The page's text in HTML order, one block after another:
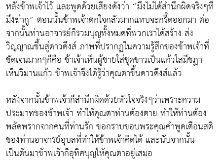
หลังข้าพเจ้าไว้ และพูดด้วยเสียงดังว่า “มึงไม่ได้สำนึกผิดจริงๆที่
มึงฆ่ากู” ตอนนั้นข้าพเจ้าตกใจกลัวมากแทบจะกรี๊ดออกมา ต่อ
จากนั้นท่านอาจารย์ก็รวมบุญทั้งหมดที่พวกเราได้สร้าง ส่ง
วิญญาณขึ้นสู่ดาวดึงส์ ภาพที่ปรากฏในความรู้สึกของข้าพเจ้าที่
ชัดเจนมากๆก็คือ ข้าเจ้าเห็นผู้ชายใส่ชุดขาวเป็นแก้วใสมีชฏา
เห็นวิมานแก้ว ข้าพเจ้าจึงได้รู้ว่าคุณตาขึ้นดาวดึงส์แล้ว
หลังจากนั้นข้าพเจ้าก็สำนึกผิดด้วยหัวใจจริงๆว่าเพราะความ
ประมาทของข้าพเจ้า ทำให้คุณตาท่านต้องตาย ทำให้ท่านต้อง
พลัดพรากจากคนที่ท่านรัก ขอกราบขอบพระคุณคำพูดเตือนสติ
ของท่านอาจารย์อุบลที่ทำให้ข้าพเจ้าคิดได้ และนับจากนั้น
เป็นต้นมาข้าพเจ้าก็อุทิศบุญให้คุณตาอยู่เสมอ